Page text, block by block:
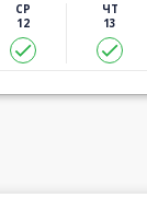
СР
12
ЧТ
13